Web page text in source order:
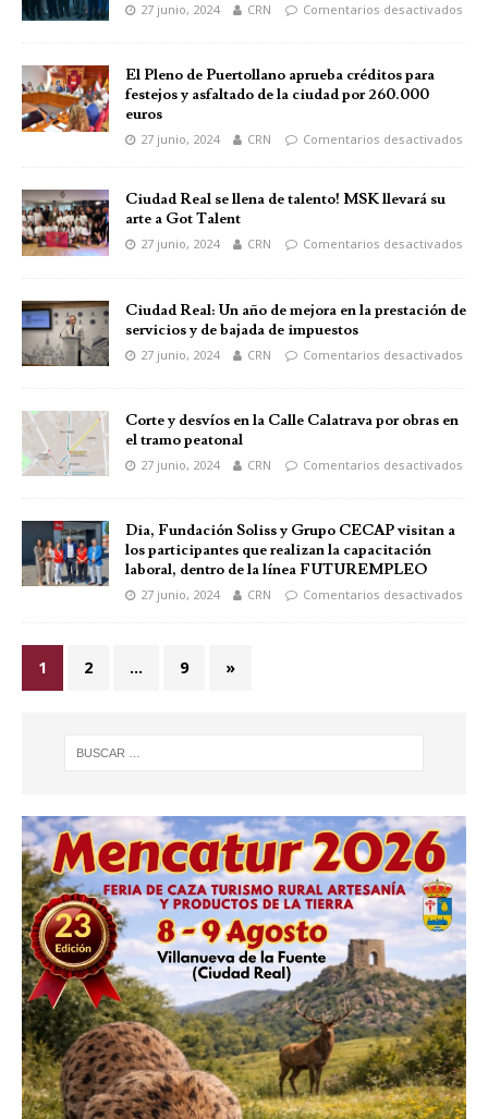
27 junio, 2024 CRN Comentarios desactivados
El Pleno de Puertollano aprueba créditos para
festejos y asfaltado de la ciudad por 260.000
euros
27 junio, 2024 CRN Comentarios desactivados
Ciudad Real se llena de talento! MSK llevará su
arte a Got Talent
27 junio, 2024 CRN Comentarios desactivados
Ciudad Real: Un año de mejora en la prestación de
servicios y de bajada de impuestos
27 junio, 2024 CRN Comentarios desactivados
Corte y desvíos en la Calle Calatrava por obras en
el tramo peatonal
27 junio, 2024 CRN Comentarios desactivados
Dia, Fundación Soliss y Grupo CECAP visitan a
los participantes que realizan la capacitación
laboral, dentro de la línea FUTUREMPLEO
27 junio, 2024 CRN Comentarios desactivados
1 2 … 9 »